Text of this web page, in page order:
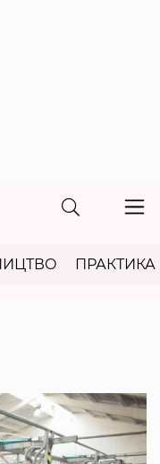
ПРАКТИКА